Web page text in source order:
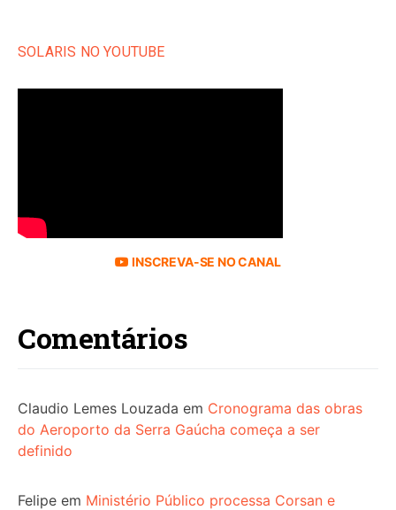
SOLARIS NO YOUTUBE
INSCREVA-SE NO CANAL
Comentários
Claudio Lemes Louzada em Cronograma das obras
do Aeroporto da Serra Gaúcha começa a ser
definido
Felipe em Ministério Público processa Corsan e